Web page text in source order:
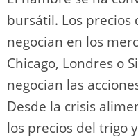
bursátil. Los precios
negocian en los
Chicago, Londres o
negocian las
Desde la crisis
los precios del trigo